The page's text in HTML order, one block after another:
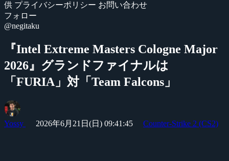
供 プライバシーポリシー お問い合わせ
フォロー
@negitaku
『Intel Extreme Masters Cologne Major
2026』グランドファイナルは
「FURIA」対「Team Falcons」
Yossy 2026年6月21日(日) 09:41:45 Counter-Strike 2 (CS2)